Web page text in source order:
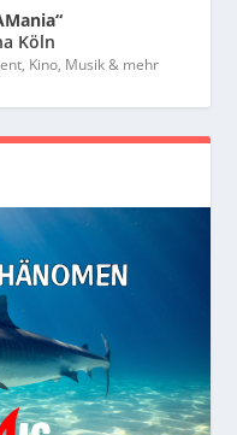
Köln
Kino, Musik & mehr